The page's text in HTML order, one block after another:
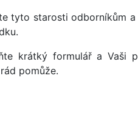
tyto starosti odborníkům
krátký formulář a Vaši
pomůže.